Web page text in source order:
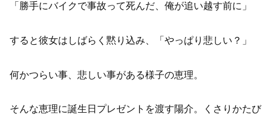
「勝手にバイクで事故って死んだ、俺が追い越す前に」
すると彼女はしばらく黙り込み、「やっぱり悲しい？」
何かつらい事、悲しい事がある様子の恵理。
そんな恵理に誕生日プレゼントを渡す陽介。くさりかたび